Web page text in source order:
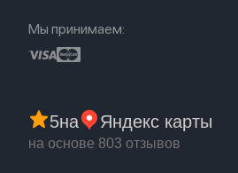
Мы принимаем:
5на Яндекс карты
на основе 803 отзывов